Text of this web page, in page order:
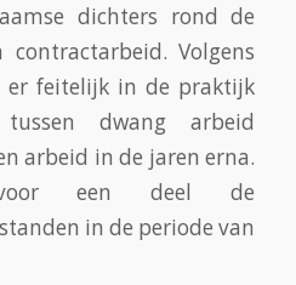
dichters rond de
contractarbeid. Volgens
er feitelijk in de praktijk
tussen dwang arbeid
arbeid in de jaren erna.
een deel de
in de periode van